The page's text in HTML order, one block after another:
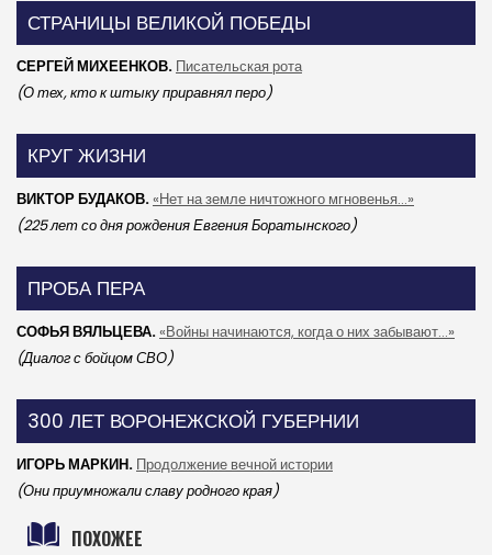
СТРАНИЦЫ ВЕЛИКОЙ ПОБЕДЫ
СЕРГЕЙ МИХЕЕНКОВ. Писательская рота
(О тех, кто к штыку приравнял перо)
КРУГ ЖИЗНИ
ВИКТОР БУДАКОВ. «Нет на земле ничтожного мгновенья...»
(225 лет со дня рождения Евгения Боратынского)
ПРОБА ПЕРА
СОФЬЯ ВЯЛЬЦЕВА. «Войны начинаются, когда о них забывают...»
(Диалог с бойцом СВО)
300 ЛЕТ ВОРОНЕЖСКОЙ ГУБЕРНИИ
ИГОРЬ МАРКИН. Продолжение вечной истории
(Они приумножали славу родного края)
ПОХОЖЕЕ